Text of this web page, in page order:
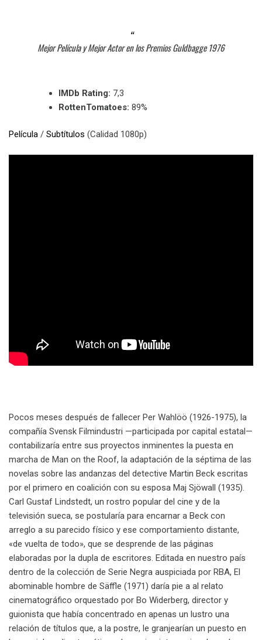
Mejor Película y Mejor Actor en los Premios Guldbagge 1976
IMDb Rating: 7,3
RottenTomatoes: 89%
Película / Subtítulos (Calidad 1080p)
Pocos meses después de fallecer Per Wahlöö (1926-1975), la
compañía Svensk Filmindustri —participada por capital estatal—
contabilizaría entre sus proyectos inminentes la puesta en
marcha de Man on the Roof, la adaptación de la séptima de las
novelas sobre las andanzas del detective Martin Beck escritas
por el primero en coalición con su esposa Maj Sjöwall (1935).
Carl Gustaf Lindstedt, un rostro popular del cine y de la
televisión sueca, se postularía para encarnar a Beck con
arreglo a su parecido físico y ese comportamiento distante,
«de vuelta de todo», que se desprende de las páginas
elaboradas por la dupla de escritores. Editada en nuestro país
dentro de la colección de Serie Negra auspiciada por RBA, El
abominable hombre de Säffle (1971) daría pie a al relato
cinematográfico orquestado por Bo Widerberg, director y
guionista que había concentrado en apenas un lustro una
relación de títulos que, a la postre, le granjearían un puesto en